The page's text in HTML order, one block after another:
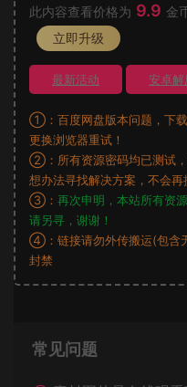
此内容查看价格为 9.9 金
立即升级
最新活动 安卓解
①：百度网盘版本问题，下
更换浏览器重试！
②：所有资源密码均已测试
想办法寻找解决方案，不会再
③： 再次申明，本站所有资
请另寻，谢谢！
④：链接请勿外传搬运(包含
封禁
常见问题